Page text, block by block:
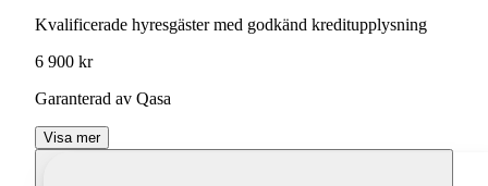
Kvalificerade hyresgäster med godkänd kreditupplysning
6 900 kr
Garanterad av Qasa
Visa mer